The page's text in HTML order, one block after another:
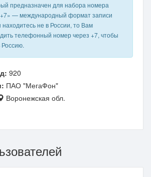
предназначен для набора номера
— международный формат записи
не в России, то Вам
телефонный номер через +7, чтобы
920
ПАО "МегаФон"
Воронежская обл.